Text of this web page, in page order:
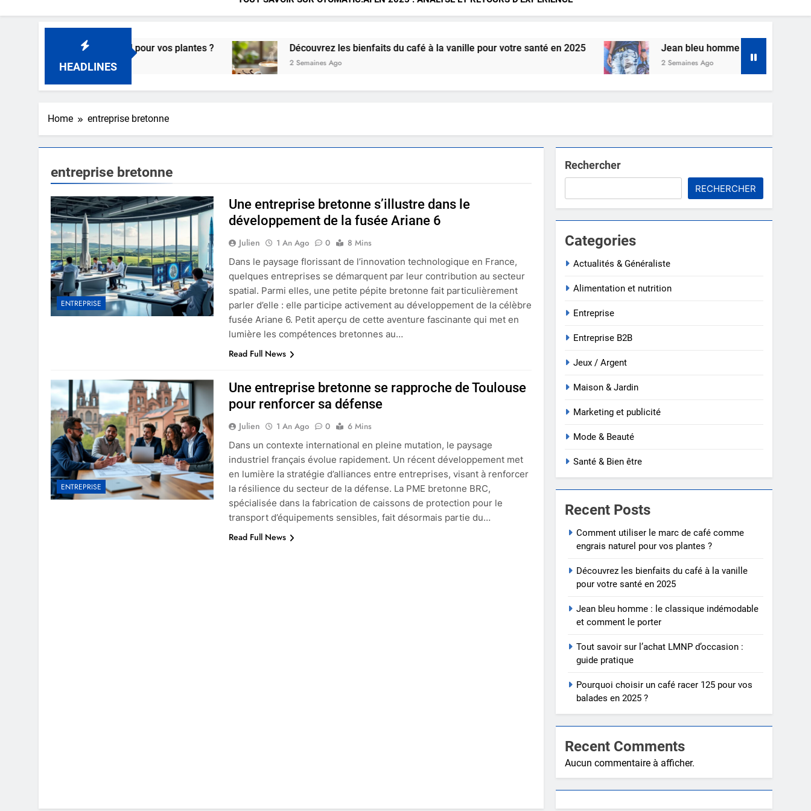
HEADLINES
engrais naturel pour vos plantes ? Découvrez les bienfaits du café à la vanille pour votre santé en 2025
2 Semaines Ago
Jean bleu homme : le classique
2 Semaines Ago
Home entreprise bretonne
entreprise bretonne
ENTREPRISE
Une entreprise bretonne s’illustre dans le
développement de la fusée Ariane 6
Julien 1 An Ago 0
8 Mins
Dans le paysage florissant de l’innovation technologique en France,
quelques entreprises se démarquent par leur contribution au secteur
spatial. Parmi elles, une petite pépite bretonne fait particulièrement
parler d’elle : elle participe activement au développement de la célèbre
fusée Ariane 6. Petit aperçu de cette aventure fascinante qui met en
lumière les compétences bretonnes au…
Read Full News
ENTREPRISE
Une entreprise bretonne se rapproche de Toulouse
pour renforcer sa défense
Julien 1 An Ago 0
6 Mins
Dans un contexte international en pleine mutation, le paysage
industriel français évolue rapidement. Un récent développement met
en lumière la stratégie d’alliances entre entreprises, visant à renforcer
la résilience du secteur de la défense. La PME bretonne BRC,
spécialisée dans la fabrication de caissons de protection pour le
transport d’équipements sensibles, fait désormais partie du…
Read Full News
Rechercher
RECHERCHER
Categories
Actualités & Généraliste
Alimentation et nutrition
Entreprise
Entreprise B2B
Jeux / Argent
Maison & Jardin
Marketing et publicité
Mode & Beauté
Santé & Bien être
Recent Posts
Comment utiliser le marc de café comme
engrais naturel pour vos plantes ?
Découvrez les bienfaits du café à la vanille
pour votre santé en 2025
Jean bleu homme : le classique indémodable
et comment le porter
Tout savoir sur l’achat LMNP d’occasion :
guide pratique
Pourquoi choisir un café racer 125 pour vos
balades en 2025 ?
Recent Comments
Aucun commentaire à afficher.